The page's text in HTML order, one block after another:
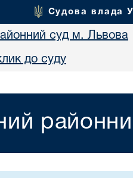
Судова влада
суд м. Львова
до суду